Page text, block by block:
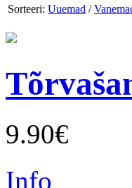
Sorteeri: Uuemad /
9.90€
Info